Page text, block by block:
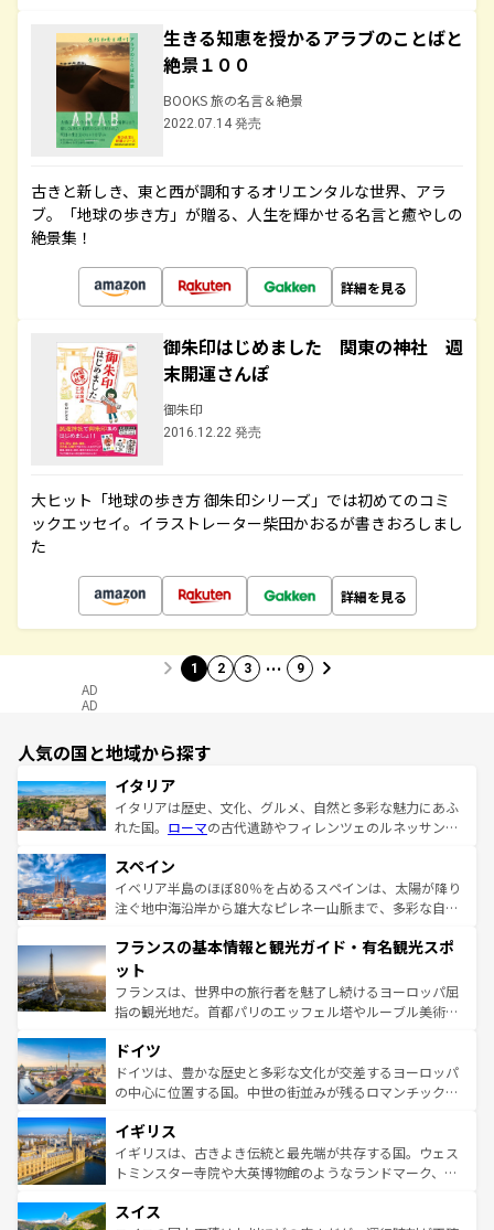
生きる知恵を授かるアラブのことばと
絶景１００
BOOKS 旅の名言＆絶景
2022.07.14 発売
古きと新しき、東と西が調和するオリエンタルな世界、アラ
ブ。「地球の歩き方」が贈る、人生を輝かせる名言と癒やしの
絶景集！
詳細を見る
御朱印はじめました 関東の神社 週
末開運さんぽ
御朱印
2016.12.22 発売
大ヒット「地球の歩き方 御朱印シリーズ」では初めてのコミ
ックエッセイ。イラストレーター柴田かおるが書きおろしまし
た
詳細を見る
1 2 3 … 9
AD
AD
人気の国と地域から探す
イタリア
イタリアは歴史、文化、グルメ、自然と多彩な魅力にあふ
れた国。 ローマの古代遺跡やフィレンツェのルネッサンス
ろん、トスカーナの美しい田園風景やアマルフィ海岸の絶
景など、自然景観も見逃せない。観光の合間には、本場の
ピザやパスタなど、絶品のイタリア料理を堪能することも
ませてくれるイタリアで、忘れられない旅をしてみよう！
なお、新着のイタリア情報は
しい。
スペイン
イベリア半島のほぼ80％を占めるスペインは、太陽が降り
注ぐ地中海沿岸から雄大なピレネー山脈まで、多彩な自然
文化が根付くこの国では、情熱的なフラメンコ、熱気あふ
れる闘牛、そして美味しいタパスが生活の一部となってい
る。首都マドリードの洗練された雰囲気や、バルセロナの
アートに溢れた街角から、地方では古代ローマ遺跡や中世
せる。地方によって風土や気候が異なるスペインはその個
性で訪れる人を魅了する。 なお、新着のスペイン情報は コ
ンテンツ一覧を参照してほしい。
フランスの基本情報と観光ガイド・有名観光スポ
ット
フランスは、世界中の旅行者を魅了し続けるヨーロッパ屈
指の観光地だ。首都パリのエッフェル塔やルーブル美術館
で、幅広い魅力が詰まっている。華麗な宮殿、歴史的な大
聖堂、美しいビーチ、そして豊かな自然が、訪れる者を心
から魅了する。また、フランスは美食の国としても知ら
いる。シャンパンの発祥地であるランス、プロヴァンスの
香り高いラベンダー畑など、多彩な楽しみ方が可能だ。さ
らに、パリ以外の地域にも魅力が溢れており、どの街角に
れる地方に足を運ぶとそれぞれで全く異なる文化を体験で
ドイツ
ドイツは、豊かな歴史と多彩な文化が交差するヨーロッパ
の中心に位置する国。中世の街並みが残るロマンチック街
顔を持つこの国は、どこを歩いても飽きることがない。ベ
ルリンの文化的活気、バイエルン州のアルプスの絶景、そ
してライン川沿いのワイン畑といった風景は必見。ビール
は、お酒好きな人にはぜひ体験してほしい。 なお、新着の
イギリス
イギリスは、古きよき伝統と最先端が共存する国。ウェス
トミンスター寺院や大英博物館のようなランドマーク、歴
リアごとに異なる魅力がある。また、優雅なアフタヌーン
スイス